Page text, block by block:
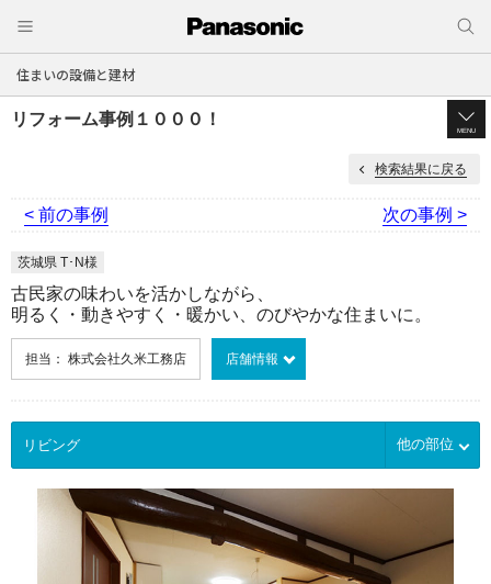
住まいの設備と建材
リフォーム事例１０００！
MENU
検索結果に戻る
< 前の事例 次の事例 >
茨城県 T･N様
古民家の味わいを活かしながら、
明るく・動きやすく・暖かい、のびやかな住まいに。
担当： 株式会社久米工務店 店舗情報
他の部位